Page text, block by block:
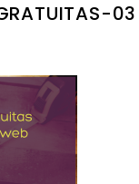
03